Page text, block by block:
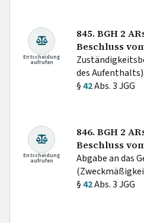
Entscheidung
aufrufen
845. BGH 2
Beschluss
des Aufenthalts).
§42Abs. 3 JGG
Entscheidung
aufrufen
846. BGH 2
Beschluss
Abgabe an das
§42Abs. 3 JGG